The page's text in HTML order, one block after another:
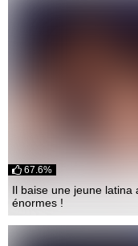
Il baise une jeune latina
énormes !
67.6%